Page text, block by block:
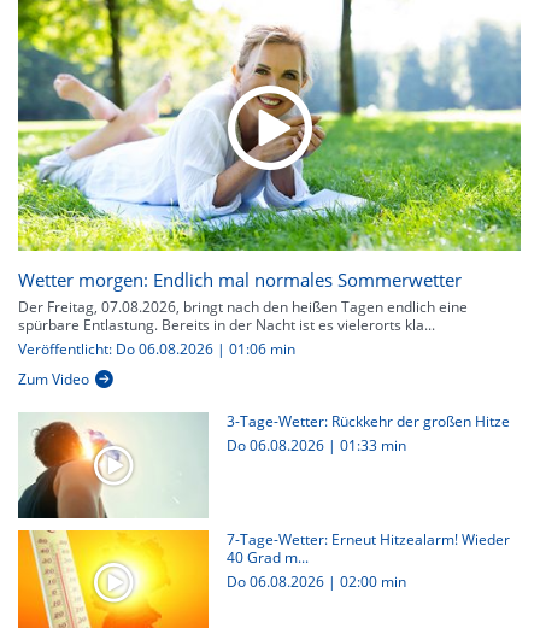
Wetter morgen: Endlich mal normales Sommerwetter
Der Freitag, 07.08.2026, bringt nach den heißen Tagen endlich eine
spürbare Entlastung. Bereits in der Nacht ist es vielerorts kla...
Veröffentlicht: Do 06.08.2026 | 01:06 min
Zum Video
3-Tage-Wetter: Rückkehr der großen Hitze
Do 06.08.2026 | 01:33 min
7-Tage-Wetter: Erneut Hitzealarm! Wieder
40 Grad m...
Do 06.08.2026 | 02:00 min